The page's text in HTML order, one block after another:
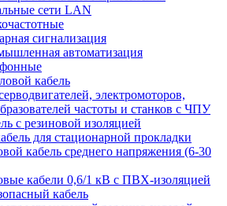
сети LAN
сигнализация
автоматизация
кабель
электромоторов,
частоты и станков с ЧПУ
с резиновой изоляцией
для стационарной прокладки
кабель среднего напряжения (6-30
кабели 0,6/1 кВ с ПВХ-изоляцией
кабель